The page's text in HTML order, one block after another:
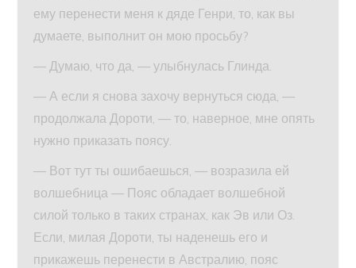
ему перенести меня к дяде Генри, то, как вы
думаете, выполнит он мою просьбу?
— Думаю, что да, — улыбнулась Глинда.
— А если я снова захочу вернуться сюда, —
продолжала Дороти, — то, наверное, мне опять
нужно приказать поясу.
— Вот тут ты ошибаешься, — возразила ей
волшебница — Пояс обладает волшебной
силой только в таких странах, как Эв или Оз.
Если, милая Дороти, ты наденешь его и
прикажешь перенести в Австралию, пояс